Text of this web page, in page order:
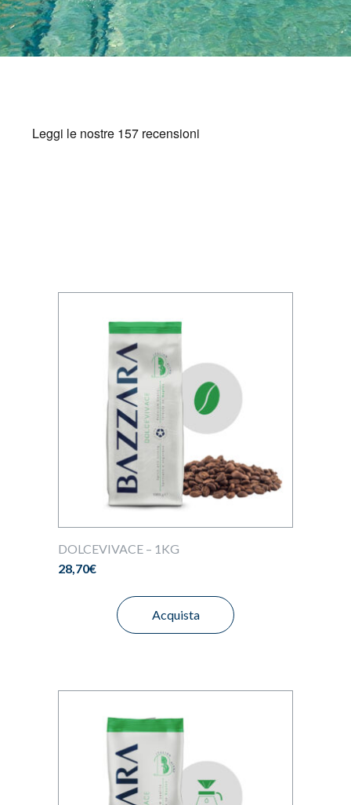
BAZZARA ESPRESSO
Academy Bazzara
B2B
Il mio account
DOLCEVIVACE – 1KG
28,70€
Acquista